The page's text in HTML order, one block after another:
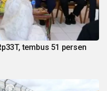
tembus 51 persen